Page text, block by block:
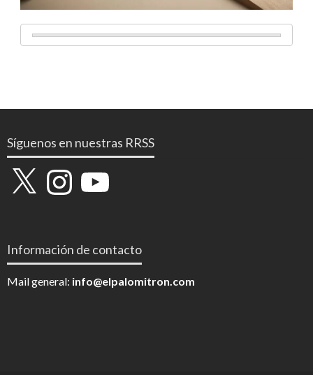
Síguenos en nuestras RRSS
X InstagramYouTube
Información de contacto
Mail general: info@elpalomitron.com